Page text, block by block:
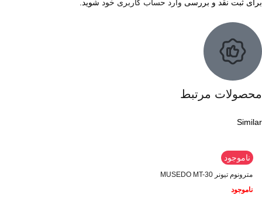
برای ثبت نقد و بررسی وارد حساب کاربری خود شوید.
محصولات مرتبط
Similar
ناموجود
مترونوم تیونر MUSEDO MT-30
ناموجود